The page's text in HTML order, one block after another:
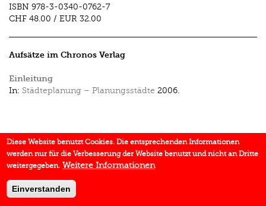
ISBN 978-3-0340-0762-7
CHF 48.00 / EUR 32.00
Aufsätze im Chronos Verlag
Einleitung
In: Städteplanung – Planungsstädte 2006.
Diese Website benutzt Cookies. Die entsprechenden Informationen
werden nur für die Verbesserung der Website benutzt und nicht an Dritte
weitergegeben. Weitere Informationen
Einverstanden